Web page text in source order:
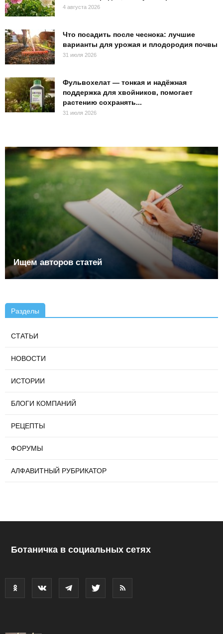
4 августа 2026
Что посадить после чеснока: лучшие
варианты для урожая и плодородия почвы
31 июля 2026
Фульвохелат — тонкая и надёжная
поддержка для хвойников, помогает
растению сохранять...
31 июля 2026
Ищем авторов статей
Разделы
СТАТЬИ
НОВОСТИ
ИСТОРИИ
БЛОГИ КОМПАНИЙ
РЕЦЕПТЫ
ФОРУМЫ
АЛФАВИТНЫЙ РУБРИКАТОР
Ботаничка в социальных сетях